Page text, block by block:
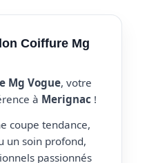
Coiffure Mg
Mg Vogue, votre
à Merignac !
coupe tendance,
un soin profond,
passionnés